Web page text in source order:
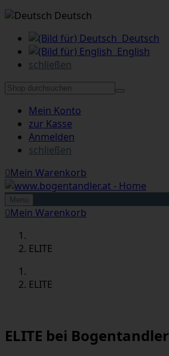
Deutsch
Deutsch
English
schließen
Mein Konto
zur Kasse
Anmelden
schließen
0Mein Warenkorb
Menü
0Mein Warenkorb
ELITE
ELITE
ELITE bei Bogentandler